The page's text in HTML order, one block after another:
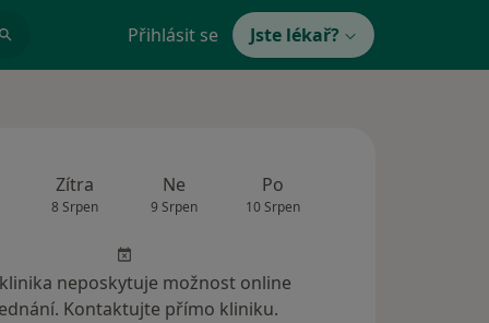
Přihlásit se Jste lékař?
Zítra
8 Srpen
Ne
9 Srpen
Po
10 Srpen
neposkytuje možnost online
Kontaktujte přímo kliniku.